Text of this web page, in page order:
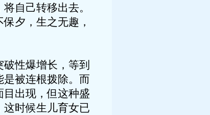
自己转移出去。
夕，生之无趣，
性爆增长，等到
被连根拨除。而
出现，但这种盛
时候生儿育女已